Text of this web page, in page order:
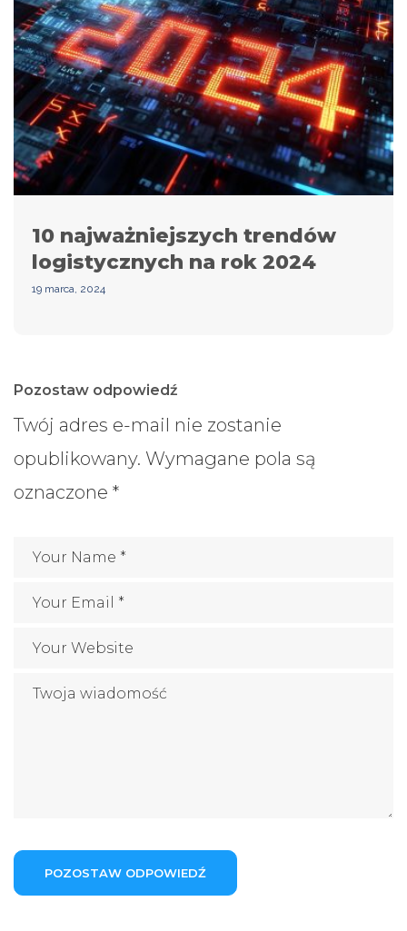
10 najważniejszych trendów
logistycznych na rok 2024
19 marca, 2024
Pozostaw odpowiedź
Twój adres e-mail nie zostanie
opublikowany. Wymagane pola są
oznaczone *